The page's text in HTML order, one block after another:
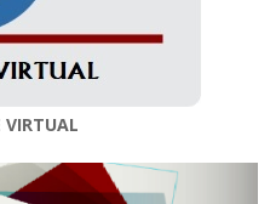
VIRTUAL